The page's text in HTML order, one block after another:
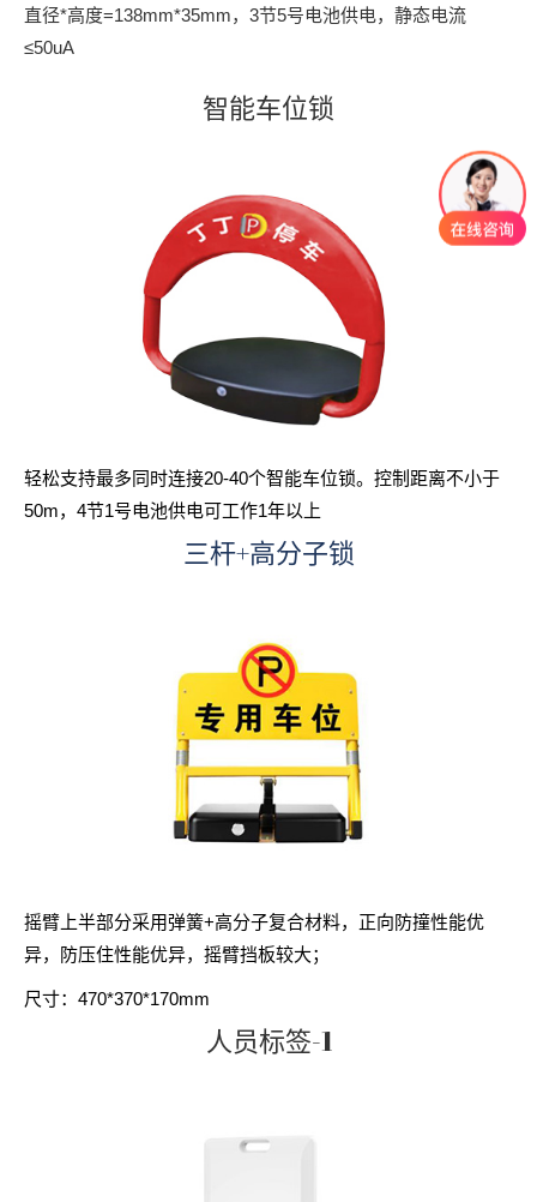
直径*高度=138mm*35mm，3节5号电池供电，静态电流
≤50uA
智能车位锁
轻松支持最多同时连接20-40个智能车位锁。控制距离不小于
50m，4节1号电池供电可工作1年以上
三杆+高分子锁
摇臂上半部分采用弹簧+高分子复合材料，正向防撞性能优
异，防压住性能优异，摇臂挡板较大；
尺寸：470*370*170mm
人员标签-1